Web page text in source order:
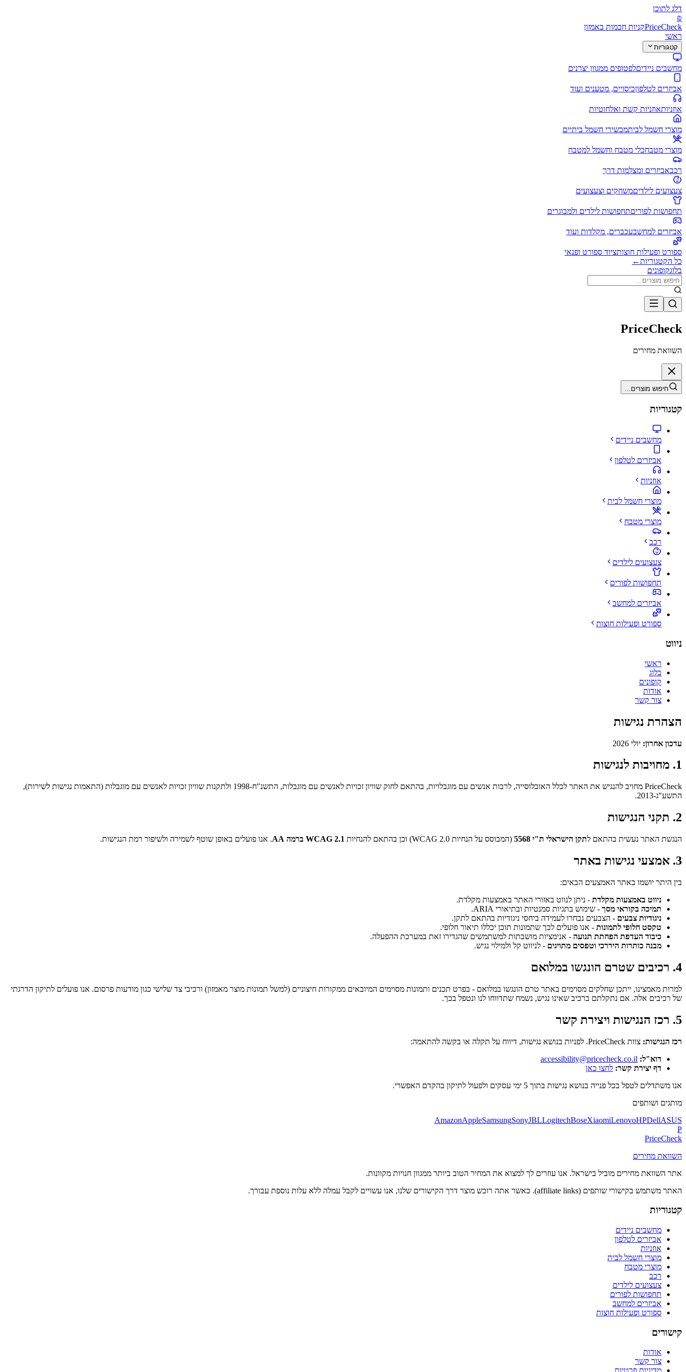
דלג לתוכן
₪
PriceCheckקניות חכמות באמזון
ראשי
קטגוריות
מחשבים ניידיםלפטופים ממגוון יצרנים
אביזרים לטלפוןכיסויים, מטענים ועוד
אוזניותאוזניות קשת ואלחוטיות
מוצרי חשמל לביתמכשירי חשמל ביתיים
מוצרי מטבחכלי מטבח וחשמל למטבח
רכבאביזרים ומצלמות דרך
צעצועים לילדיםמשחקים וצעצועים
תחפושות לפוריםתחפושות לילדים ולמבוגרים
אביזרים למחשבעכברים, מקלדות ועוד
ספורט ופעילות חוצותציוד ספורט ופנאי
כל הקטגוריות←
בלוגקופונים
PriceCheck
השוואת מחירים
חיפוש מוצרים...
קטגוריות
מחשבים ניידים
אביזרים לטלפון
אוזניות
מוצרי חשמל לבית
מוצרי מטבח
רכב
צעצועים לילדים
תחפושות לפורים
אביזרים למחשב
ספורט ופעילות חוצות
ניווט
ראשי
בלוג
קופונים
אודות
צור קשר
הצהרת נגישות
עדכון אחרון: יולי 2026
1. מחויבות לנגישות
PriceCheck מחויב להנגיש את האתר לכלל האוכלוסייה, לרבות אנשים עם מוגבלויות, בהתאם לחוק שוויון זכויות לאנשים עם מוגבלות, התשנ"ח-1998 ולתקנות שוויון זכויות לאנשים עם מוגבלות (התאמות נגישות לשירות),
התשע"ג-2013.
2. תקני הנגישות
הנגשת האתר נעשית בהתאם לתקן הישראלי ת"י 5568 (המבוסס על הנחיות WCAG 2.0) וכן בהתאם להנחיות WCAG 2.1 ברמה AA . אנו פועלים באופן שוטף לשמירה ולשיפור רמת הנגישות.
3. אמצעי נגישות באתר
בין היתר יושמו באתר האמצעים הבאים:
ניווט באמצעות מקלדת - ניתן לנווט באזורי האתר באמצעות מקלדת.
תמיכה בקוראי מסך - שימוש בתגיות סמנטיות ובתיאורי ARIA.
ניגודיות צבעים - הצבעים נבחרו לעמידה ביחסי ניגודיות בהתאם לתקן.
טקסט חלופי לתמונות - אנו פועלים לכך שתמונות תוכן יכללו תיאור חלופי.
כיבוד העדפת הפחתת תנועה - אנימציות מושבתות למשתמשים שהגדירו זאת במערכת ההפעלה.
מבנה כותרות היררכי וטפסים מתויגים - לניווט קל ולמילוי נגיש.
4. רכיבים שטרם הונגשו במלואם
למרות מאמצינו, ייתכן שחלקים מסוימים באתר טרם הונגשו במלואם - בפרט תכנים ותמונות מסוימים המיובאים ממקורות חיצוניים (למשל תמונות מוצר מאמזון) ורכיבי צד שלישי כגון מודעות פרסום. אנו פועלים לתיקון הדרגתי
של רכיבים אלה. אם נתקלתם ברכיב שאינו נגיש, נשמח שתדווחו לנו ונטפל בכך.
5. רכז הנגישות ויצירת קשר
רכז הנגישות: צוות PriceCheck. לפניות בנושא נגישות, דיווח על תקלה או בקשה להתאמה:
דוא"ל: accessibility@pricecheck.co.il
דף יצירת קשר: לחצו כאן
אנו משתדלים לטפל בכל פנייה בנושא נגישות בתוך 5 ימי עסקים ולפעול לתיקון בהקדם האפשרי.
מותגים ושותפים
AmazonAppleSamsungSonyJBLLogitechBoseXiaomiLenovoHPDellASUS
P
PriceCheck
השוואת מחירים
אתר השוואת מחירים מוביל בישראל. אנו עוזרים לך למצוא את המחיר הטוב ביותר ממגוון חנויות מקוונות.
האתר משתמש בקישורי שותפים (affiliate links). כאשר אתה רוכש מוצר דרך הקישורים שלנו, אנו עשויים לקבל עמלה ללא עלות נוספת עבורך.
קטגוריות
מחשבים ניידים
אביזרים לטלפון
אוזניות
מוצרי חשמל לבית
מוצרי מטבח
רכב
צעצועים לילדים
תחפושות לפורים
אביזרים למחשב
ספורט ופעילות חוצות
קישורים
אודות
צור קשר